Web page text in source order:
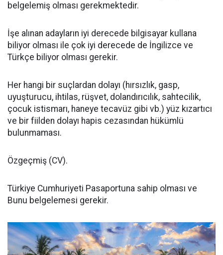
belgelemiş olması gerekmektedir.
İşe alınan adayların iyi derecede bilgisayar kullana
biliyor olması ile çok iyi derecede de İngilizce ve
Türkçe biliyor olması gerekir.
Her hangi bir suçlardan dolayı (hırsızlık, gasp,
uyuşturucu, ihtilas, rüşvet, dolandırıcılık, sahtecilik,
çocuk istismarı, haneye tecavüz gibi vb.) yüz kızartıcı
ve bir fiilden dolayı hapis cezasından hükümlü
bulunmaması.
Özgeçmiş (CV).
Türkiye Cumhuriyeti Pasaportuna sahip olması ve
Bunu belgelemesi gerekir.